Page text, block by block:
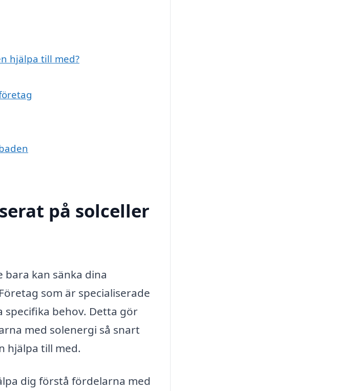
hjälpa till med?
på solceller
kan sänka dina
som är specialiserade
specifika behov. Detta gör
med solenergi så snart
hjälpa till med.
dig förstå fördelarna med